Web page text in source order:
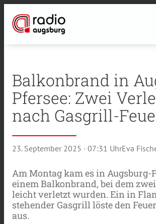
Balkonbrand in
Pfersee: Zwei
nach Gasgrill-
23. September 2025 · 07:31 UhrEva
Am Montag kam es in Augsburg-
einem Balkonbrand, bei dem
leicht verletzt wurden. Ein in
stehender Gasgrill löste den
aus.